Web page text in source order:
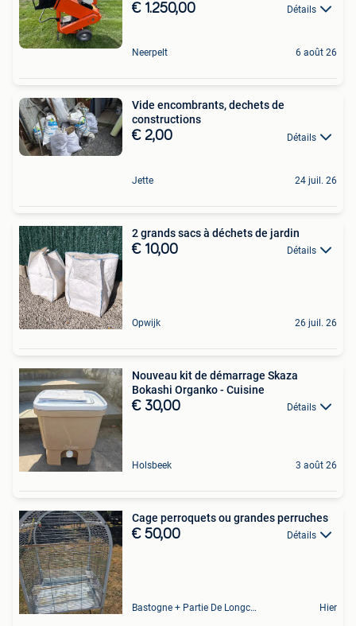
€ 1.250,00 Détails
Neerpelt 6 août 26
Vide encombrants, dechets de
constructions
€ 2,00 Détails
Jette 24 juil. 26
2 grands sacs à déchets de jardin
€ 10,00 Détails
Opwijk 26 juil. 26
Nouveau kit de démarrage Skaza
Bokashi Organko - Cuisine
€ 30,00 Détails
Holsbeek 3 août 26
Cage perroquets ou grandes perruches
€ 50,00 Détails
Bastogne + Partie De Longchamps Et Sibret Hier